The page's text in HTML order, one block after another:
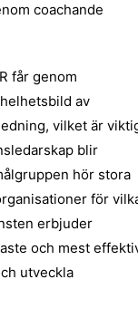
coachande
får genom
av
vilket är
blir
hör stora
för
erbjuder
och mest
utveckla